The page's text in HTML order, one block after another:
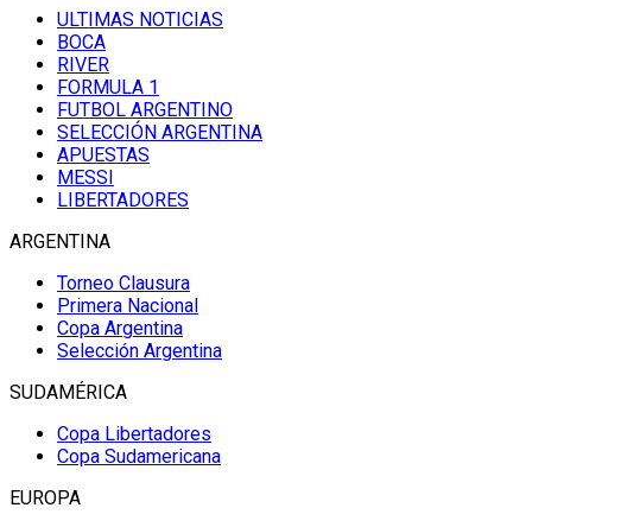
ULTIMAS NOTICIAS
BOCA
RIVER
FORMULA 1
FUTBOL ARGENTINO
SELECCIÓN ARGENTINA
APUESTAS
MESSI
LIBERTADORES
ARGENTINA
Torneo Clausura
Primera Nacional
Copa Argentina
Selección Argentina
SUDAMÉRICA
Copa Libertadores
Copa Sudamericana
EUROPA